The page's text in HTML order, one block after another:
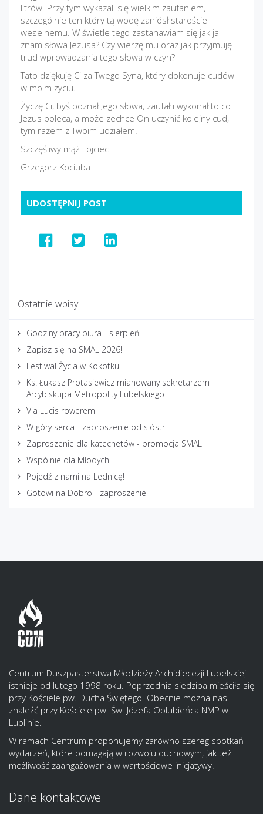
litrów. Przy tym wykazali się wielkim zaufaniem,
szczególnie ten który tą wodę zaniósł staroście
weselnemu. W świetle tego zastanawiam się jak ja
znam słowa Jezusa? Czy wierzę mu oraz jak przyjmuję
trud wprowadzania tego słowa w czyn?
Tato dziękuję Ci za Twego Syna, który dokonuje cudów
w moim życiu.
Życzę Ci, byś poznał Jego słowa, zaufał i wykonał to co
Jezus poleca, a może zechce On uczynić kolejny cud,
tym razem z Twoim udziałem.
Szczęśliwy mąż i ojciec
Grzegorz Kociuba
UDOSTĘPNIJ POST
Ostatnie wpisy
Godziny pracy biura - sierpień
Zapisz się na SMAL 2026!
Festiwal Życia w Kokotku
Ks. Łukasz Protasiewicz mianowany sekretarzem
Arcybiskupa Metropolity Lubelskiego
Via Lucis rowerem
W góry serca - zaproszenie od sióstr
Zaproszenie dla katechetów - promocja SMAL
Wspólnie dla Młodych!
Pojedź z nami na Lednicę!
Gotowi na Dobro - zaproszenie
Centrum Duszpasterstwa Młodzieży Archidiecezji Lubelskiej
istnieje od lutego 1998 roku. Poprzednia siedziba mieściła się
przy Kościele pw. Ducha Świętego. Obecnie można nas
znaleźć przy Kościele pw. Św. Józefa Oblubieńca NMP w
Lublinie.
W ramach Centrum proponujemy zarówno szereg spotkań i
wydarzeń, które pomagają w rozwoju duchowym, jak też
możliwość zaangażowania w wartościowe inicjatywy.
Dane kontaktowe